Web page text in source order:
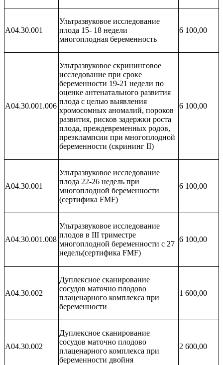
A04.30.001
Ультразвуковое исследование
плода 15- 18 недели
многоплодная беременность
6 100,00
A04.30.001.006
Ультразвуковое скрининговое
исследование при сроке
беременности 19-21 недели по
оценке антенатального развития
плода с целью выявления
хромосомных аномалий, пороков
развития, рисков задержки роста
плода, преждевременных родов,
преэклампсии при многоплодной
беременности (скрининг II)
6 100,00
A04.30.001
Ультразвуковое исследование
плода 22-26 недель при
многоплодной беременности
(сертифика FMF)
6 100,00
A04.30.001.008
Ультразвуковое исследование
плодов в III триместре
многоплодной беременности с 27
недель(сертифика FMF)
6 100,00
A04.30.002
Дуплексное сканирование
сосудов маточно плодово
плаценарного комплекса при
беременности
1 600,00
A04.30.002
Дуплексное сканирование
сосудов маточно плодово
плаценарного комплекса при
беременности двойня
2 600,00